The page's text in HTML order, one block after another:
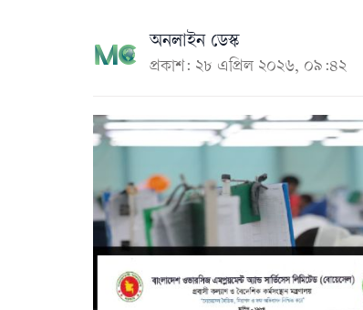
অনলাইন ডেস্ক
প্রকাশ: ২৮ এপ্রিল ২০২৬, ০৯:৪২